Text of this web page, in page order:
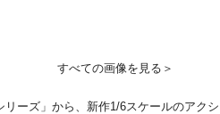
すべての画像を見る＞
ーズ」から、新作1/6スケールのア